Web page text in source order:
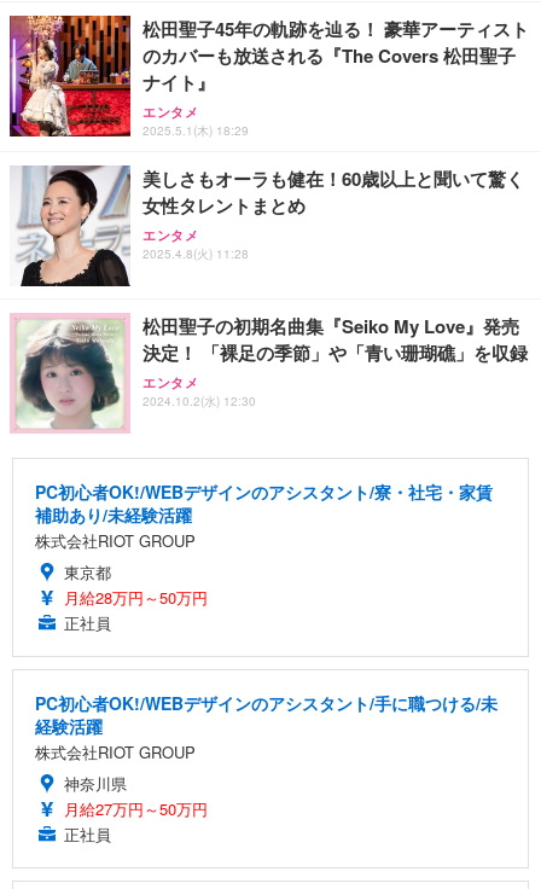
松田聖子45年の軌跡を辿る！ 豪華アーティスト
のカバーも放送される『The Covers 松田聖子
ナイト』
エンタメ
2025.5.1(木) 18:29
美しさもオーラも健在！60歳以上と聞いて驚く
女性タレントまとめ
エンタメ
2025.4.8(火) 11:28
松田聖子の初期名曲集『Seiko My Love』発売
決定！ 「裸足の季節」や「青い珊瑚礁」を収録
エンタメ
2024.10.2(水) 12:30
PC初心者OK!/WEBデザインのアシスタント/寮・社宅・家賃
補助あり/未経験活躍
株式会社RIOT GROUP
東京都
月給28万円～50万円
正社員
PC初心者OK!/WEBデザインのアシスタント/手に職つける/未
経験活躍
株式会社RIOT GROUP
神奈川県
月給27万円～50万円
正社員